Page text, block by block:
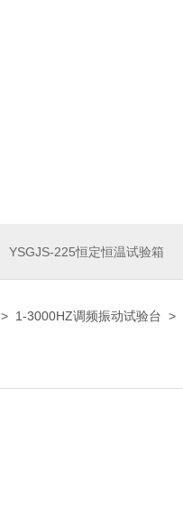
YSGJS-225恒定恒温试验箱
> 1-3000HZ调频振动试验台 >